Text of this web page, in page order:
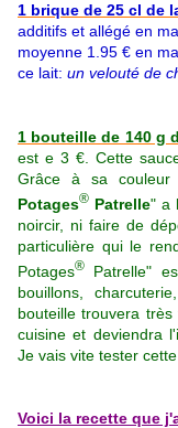
1 brique de 25 cl de
additifs et allégé en
moyenne 1.95 € en
ce lait: un velouté de
1 bouteille de 140 g
est e 3 €. Cette
Grâce à sa
Potages® Patrelle" a
noircir, ni faire de
particulière qui le
Potages® Patrelle"
bouillons,
bouteille trouvera
cuisine et deviendra
Je vais vite tester
Voici la recette que